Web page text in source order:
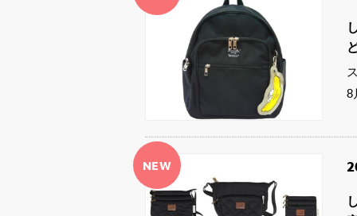
8
NEW